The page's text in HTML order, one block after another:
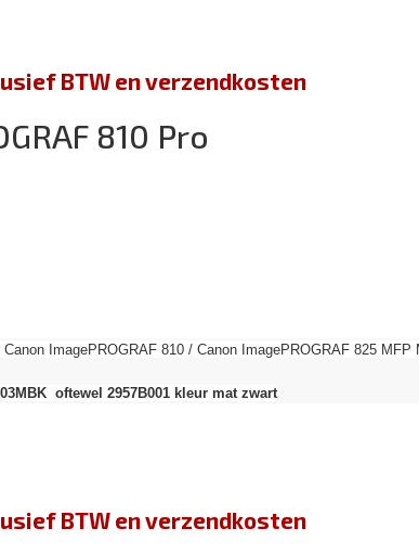
BTW en verzendkosten
810 Pro
ImagePROGRAF 810 / Canon ImagePROGRAF 825
oftewel 2957B001 kleur mat zwart
BTW en verzendkosten